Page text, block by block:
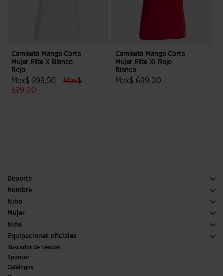
Camiseta Manga Corta
Mujer Elite X Blanco
Rojo
Mex$ 299,50 label.price.reduced.from
Mex$
599,00label.price.to
Camiseta Manga Corta
Mujer Elite XI Rojo
Blanco
Mex$ 699,00
Deporte
Running
Fútbol
Pádel
Tenis
Trail running
Hombre
Calzado Hombre
Deporte
Niño
Ver todo ropa niño
Mujer
Calzado Mujer
Deporte
Niña
Ver todo ropa niña
Equipaciones oficiales
Fútbol
Fútbol sala
Comités y Federaciones
Buscador de tiendas
Sponsor
Catálogos